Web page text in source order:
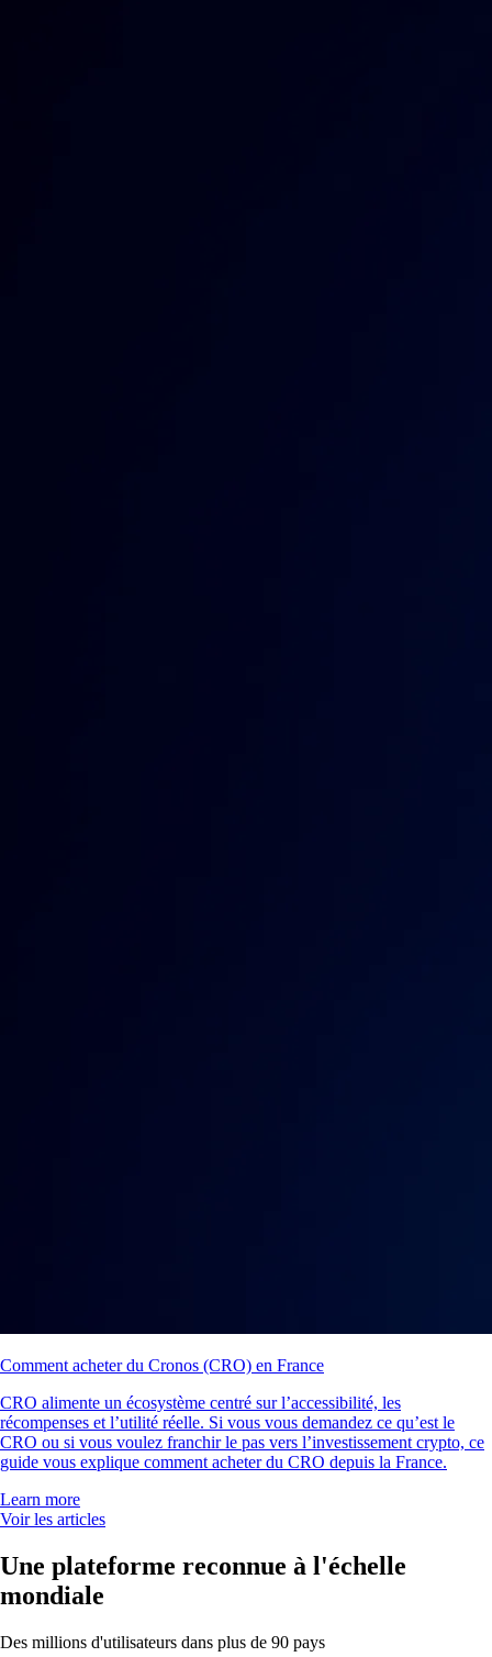
Comment acheter du Cronos (CRO) en France
CRO alimente un écosystème centré sur l’accessibilité, les
récompenses et l’utilité réelle. Si vous vous demandez ce qu’est le
CRO ou si vous voulez franchir le pas vers l’investissement crypto, ce
guide vous explique comment acheter du CRO depuis la France.
Learn more
Voir les articles
Une plateforme reconnue à l'échelle
mondiale
Des millions d'utilisateurs dans plus de 90 pays